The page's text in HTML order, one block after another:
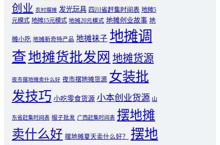
创业 农村摆摊 发光玩具 四川省赶集时间表 地摊5
元模式 地摊15元模式 地摊20元模式 地摊创业故事 地
摊小吃 地摊新奇特产品 地摊袜子 地摊调
查地摊货批发网 地摊货源
夜市摆地摊卖什么好 夜市摆地摊货源 女装批
发技巧 小吃零食货源 小本创业货源 山
东省赶集时间表 帽子批发 广西赶集时间表 摆地摊
卖什么好 摆地摊夏天卖什么好？
摆地